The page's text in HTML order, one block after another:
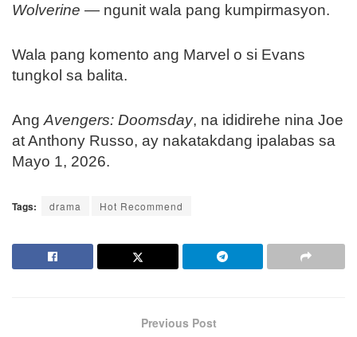
Wolverine — ngunit wala pang kumpirmasyon.
Wala pang komento ang Marvel o si Evans
tungkol sa balita.
Ang Avengers: Doomsday, na ididirehe nina Joe
at Anthony Russo, ay nakatakdang ipalabas sa
Mayo 1, 2026.
Tags: drama Hot Recommend
Previous Post